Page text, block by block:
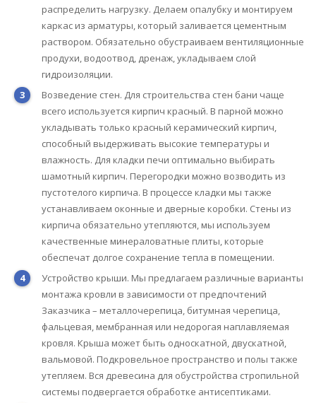
распределить нагрузку. Делаем опалубку и монтируем
каркас из арматуры, который заливается цементным
раствором. Обязательно обустраиваем вентиляционные
продухи, водоотвод, дренаж, укладываем слой
гидроизоляции.
Возведение стен. Для строительства стен бани чаще
всего используется кирпич красный. В парной можно
укладывать только красный керамический кирпич,
способный выдерживать высокие температуры и
влажность. Для кладки печи оптимально выбирать
шамотный кирпич. Перегородки можно возводить из
пустотелого кирпича. В процессе кладки мы также
устанавливаем оконные и дверные коробки. Стены из
кирпича обязательно утепляются, мы используем
качественные минераловатные плиты, которые
обеспечат долгое сохранение тепла в помещении.
Устройство крыши. Мы предлагаем различные варианты
монтажа кровли в зависимости от предпочтений
Заказчика – металлочерепица, битумная черепица,
фальцевая, мембранная или недорогая наплавляемая
кровля. Крыша может быть односкатной, двускатной,
вальмовой. Подкровельное пространство и полы также
утепляем. Вся древесина для обустройства стропильной
системы подвергается обработке антисептиками.